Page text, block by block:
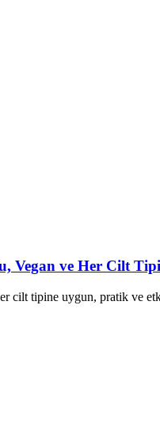
Vegan ve Her Cilt
tipine uygun, pratik ve